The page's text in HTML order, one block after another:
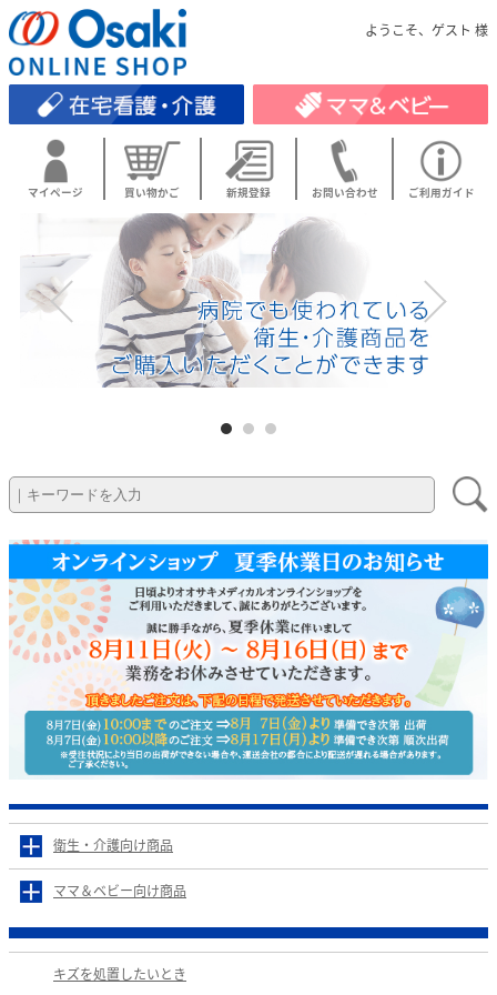
ようこそ、ゲスト 様
マイページ 買い物かご 新規登録 お問い合わせ ご利用ガイド
1 2 3
衛生・介護向け商品
ママ＆ベビー向け商品
キズを処置したいとき